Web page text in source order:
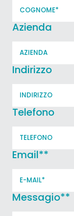
Azienda
Indirizzo
Telefono
Email**
Messagio**